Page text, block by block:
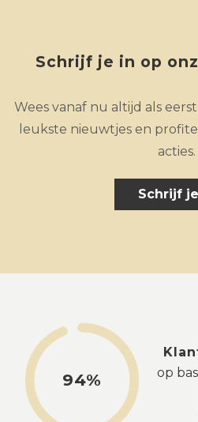
Schrijf je in op
Wees vanaf nu altijd als
leukste nieuwtjes en
acties.
Schrijf
94%
op